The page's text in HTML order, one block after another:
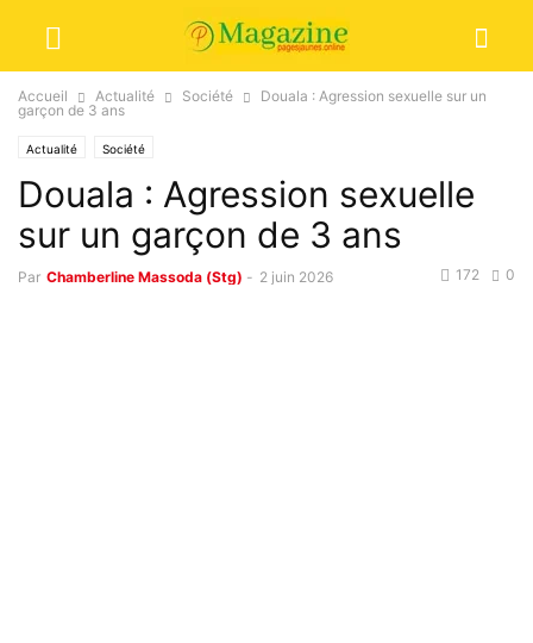
Accueil Actualité Société
Douala : Agression sexuelle sur un
garçon de 3 ans
Actualité Société
Douala : Agression sexuelle
sur un garçon de 3 ans
Par Chamberline Massoda (Stg) - 2 juin 2026 0
172